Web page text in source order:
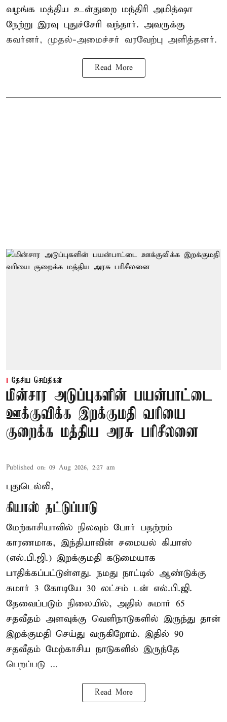
வழங்க மத்திய உள்துறை மந்திரி அமித்ஷா
நேற்று இரவு புதுச்சேரி வந்தார். அவருக்கு
கவர்னர், முதல்-அமைச்சர் வரவேற்பு அளித்தனர்.
Read More
தேசிய செய்திகள்
மின்சார அடுப்புகளின் பயன்பாட்டை
ஊக்குவிக்க இறக்குமதி வரியை
குறைக்க மத்திய அரசு பரிசீலனை
Published on: 09 Aug 2026, 2:27 am
புதுடெல்லி,
கியாஸ் தட்டுப்பாடு
மேற்காசியாவில் நிலவும் போர் பதற்றம்
காரணமாக, இந்தியாவின் சமையல் கியாஸ்
(எல்.பி.ஜி.) இறக்குமதி கடுமையாக
பாதிக்கப்பட்டுள்ளது. நமது நாட்டில் ஆண்டுக்கு
சுமார் 3 கோடியே 30 லட்சம் டன் எல்.பி.ஜி.
தேவைப்படும் நிலையில், அதில் சுமார் 65
சதவீதம் அளவுக்கு வெளிநாடுகளில் இருந்து தான்
இறக்குமதி செய்து வருகிறோம். இதில் 90
சதவீதம் மேற்காசிய நாடுகளில் இருந்தே
பெறப்படு ...
Read More